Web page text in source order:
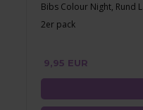
Bibs Colour Night, Rund
2er pack
9,95 EUR